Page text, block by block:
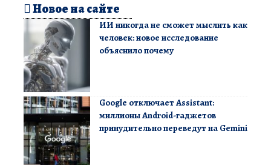
Новое на сайте
ИИ никогда не сможет мыслить как
человек: новое исследование
объяснило почему
Google отключает Assistant:
миллионы Android-гаджетов
принудительно переведут на Gemini